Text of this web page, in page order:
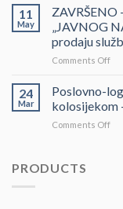
i
i
ZA
–
11
May
ZAVRŠENO
„JAVNOG
prodaju
Comments Offon
na
24
Mar
Poslovno-
kolosijekom
Comments Offon
PRODUCTS